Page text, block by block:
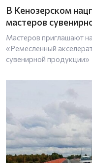
В Кенозерском
мастеров
Мастеров приглашают
«Ремесленный
сувенирной продукции»